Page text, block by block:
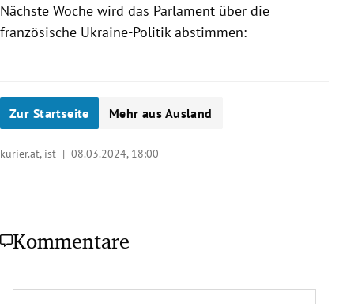
Nächste Woche wird das Parlament über die
französische Ukraine-Politik abstimmen:
Zur Startseite Mehr aus Ausland
kurier.at, ist | 08.03.2024, 18:00
Kommentare